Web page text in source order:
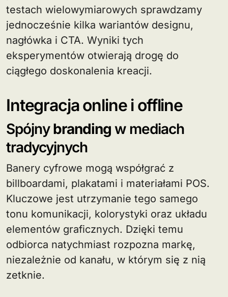
testach wielowymiarowych sprawdzamy
jednocześnie kilka wariantów designu,
nagłówka i CTA. Wyniki tych
eksperymentów otwierają drogę do
ciągłego doskonalenia kreacji.
Integracja online i offline
Spójnybranding w mediach
tradycyjnych
Banery cyfrowe mogą współgrać z
billboardami, plakatami i materiałami POS.
Kluczowe jest utrzymanie tego samego
tonu komunikacji, kolorystyki oraz układu
elementów graficznych. Dzięki temu
odbiorca natychmiast rozpozna markę,
niezależnie od kanału, w którym się z nią
zetknie.